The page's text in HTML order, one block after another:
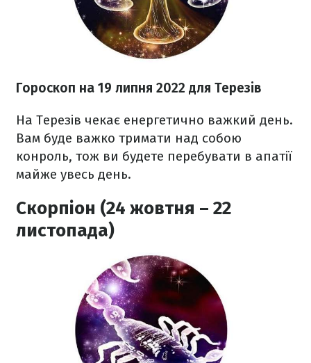
Гороскоп на 19 липня 2022 для Терезів
На Терезів чекає енергетично важкий день.
Вам буде важко тримати над собою
конроль, тож ви будете перебувати в апатії
майже увесь день.
Скорпіон (24 жовтня – 22
листопада)